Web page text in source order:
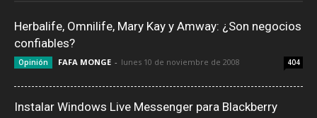
Herbalife, Omnilife, Mary Kay y Amway: ¿Son negocios
confiables?
Opinión FAFA MONGE - lunes 10 de noviembre de 2008 404
Instalar Windows Live Messenger para Blackberry